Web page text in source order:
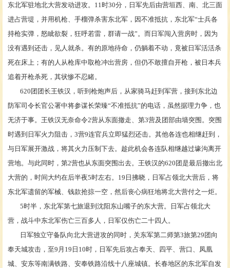
东北军驻地北大营发动进攻。 11时30分，日军先后由营垣西、南、北三面
进占营堤，并用机枪、手榴弹杀害东北军，因不准抵抗，东北军“士兵各
持枪实弹，怒眦欲裂，狂呼若雷，群请一战”。而日军闯入营房时，因为
没有遇到还击，见人就杀。有的原地待命，仍躺着不动，竟被日军活活杀
死在床上；有的人从枪库中取枪冲出营房，但仍不敢擅自开枪，被日本兵
追着开枪杀死，其状惨不忍睹。
620团团长王铁汉，听到枪炮声后，从家骑马赶到军营，接到东北边
防军司令长官公署中将参谋长荣臻“不准抵抗”的电话，虽然据理力争，也
无济于事。王铁汉无奈命令2营从东面撤走、第3营及团部由墙突围。突围
时遇到日军火力阻击，3营9连官兵立即猛烈还击。其他各连也相继赶到，
与日军展开激战，将其火力压制下去。趁此机会各连队相继越过壕沟离开
营地。与此同时，第2营也从东面突围出去。王铁汉的620团是最后撤出北
大营的，时间大约在后半夜5时左右。19日拂晓，日军占领北大营后，将
东北军遗留的军械、钱款抢掠一空，然后丧心病狂地将北大营付之一炬。
5时半，东北军第七旅退到沈阳东山嘴子的东大营。日军占领北大
营，战斗中东北军伤亡三百多人，日军仅伤亡二十四人。
日军独立守备队向北大营进攻的同时，关东军第二师第3旅第29团向
奉天城攻击，至9月19日10时，日军先后攻占奉天、四平、营口、凤凰
城、安东等南满铁路、安奉铁路沿线十八座城镇。长春地区的东北军自发